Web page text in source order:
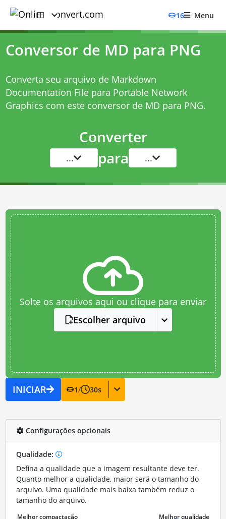
16 Menu
Conversor de MD para PNG
Converta seu arquivo de Markdown
Documentation File para Portable Network
Graphics com este conversor de MD para PNG.
Converter
... para ...
Solte os arquivos aqui ou clique para enviar
Escolher arquivo
INICIAR 1/ 30s
Configurações opcionais
Qualidade:
Defina a qualidade que a imagem resultante deve ter.
Quanto melhor a qualidade, maior será o tamanho do
arquivo. Uma qualidade mais baixa também reduz o
tamanho do arquivo.